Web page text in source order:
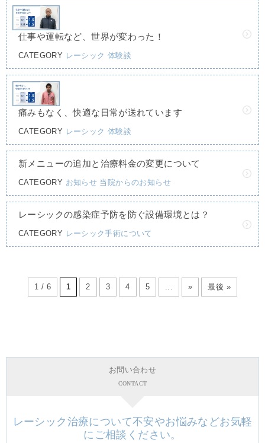
仕事や運転など、世界が変わった！
CATEGORY レーシック 体験談
痛みもなく、快適な日常が送れています
CATEGORY レーシック 体験談
新メニューの追加と治療料金の変更について
CATEGORY お知らせ 当院からのお知らせ
レーシックの感染症予防を防ぐ設備環境とは？
CATEGORY レーシック手術について
1 / 6 1 2 3 4 5 » 最後 »
お問い合わせ
CONTACT
レーシック治療について不安やお悩みなどお気軽
にご相談ください。